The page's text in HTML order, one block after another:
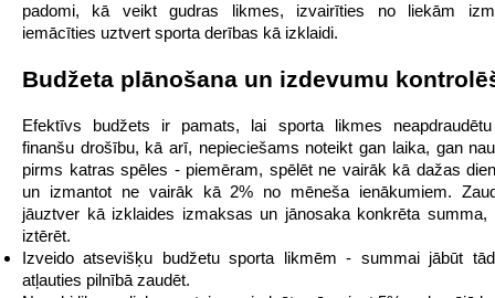
padomi, kā veikt gudras likmes, izvairīties no liekām
iemācīties uztvert sporta derības kā izklaidi.
Budžeta plānošana un izdevumu
Efektīvs budžets ir pamats, lai sporta likmes neapdraudētu
finanšu drošību, kā arī, nepieciešams noteikt gan laika, gan
pirms katras spēles - piemēram, spēlēt ne vairāk kā dažas
un izmantot ne vairāk kā 2% no mēneša ienākumiem.
jāuztver kā izklaides izmaksas un jānosaka konkrēta summa,
iztērēt.
Izveido atsevišķu budžetu sporta likmēm - summai jābūt
atļauties pilnībā zaudēt.